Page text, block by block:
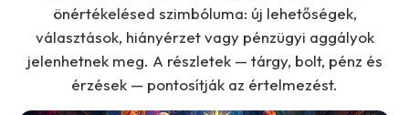
önértékelésed szimbóluma: új lehetőségek,
választások, hiányérzet vagy pénzügyi aggályok
jelenhetnek meg. A részletek — tárgy, bolt, pénz és
érzések — pontosítják az értelmezést.